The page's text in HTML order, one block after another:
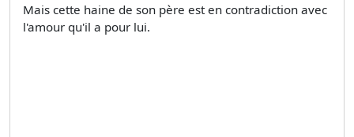
Mais cette haine de son père est en contradiction avec
l'amour qu'il a pour lui.